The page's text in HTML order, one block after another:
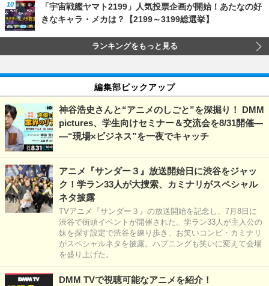
「宇宙戦艦ヤマト2199」人気投票企画が開始！あたなの好
きなキャラ・メカは？【2199～3199総選挙】
ランキングをもっと見る
編集部ピックアップ
神谷浩史さんと“アニメのしごと”を深掘り！ DMM
pictures、学生向けセミナー＆交流会を8/31開催―
―“現場×ビジネス”を一夜でキャッチ
アニメ『サンダー３』放送開始日に渋谷をジャッ
ク！学ラン33人が大捜索、カミナリがスペシャル
ネタ披露
TVアニメ『サンダー３』の放送開始を記念し、7月8日に
渋谷で街頭イベントが開催された。学ラン33人が主人公の
妹を探す設定で渋谷を練り歩き、お笑いコンビ・カミナリ
がスペシャルネタを披露。ハプニングも笑いに変えて会場
を盛り上げた。
DMM TVで視聴可能なアニメを紹介！